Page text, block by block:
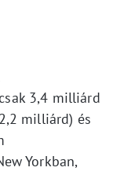
3,4 milliárd
milliárd) és
Yorkban,